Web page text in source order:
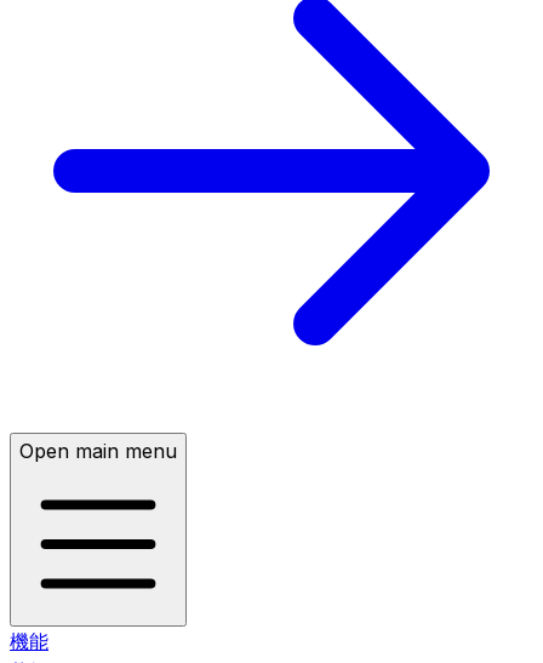
Open main menu
機能